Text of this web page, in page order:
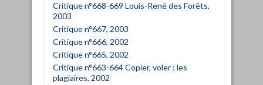
Critique n°668-669 Louis-René des Forêts,
2003
Critique n°667, 2003
Critique n°666, 2002
Critique n°665, 2002
Critique n°663-664 Copier, voler : les
plagiaires, 2002